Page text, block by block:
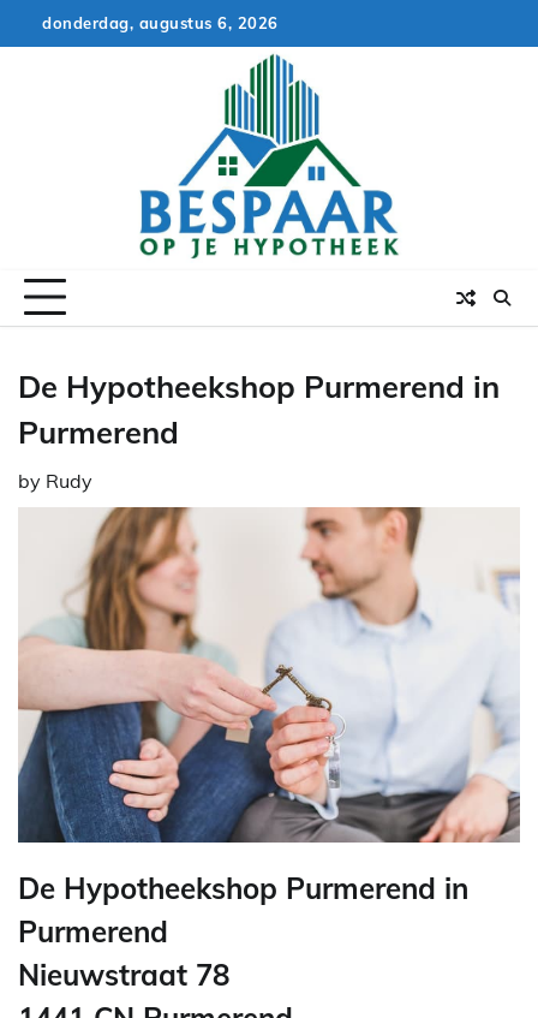
to
donderdag, augustus 6, 2026
De Hypotheekshop Purmerend in
Purmerend
by Rudy
De Hypotheekshop Purmerend in
Purmerend
Nieuwstraat 78